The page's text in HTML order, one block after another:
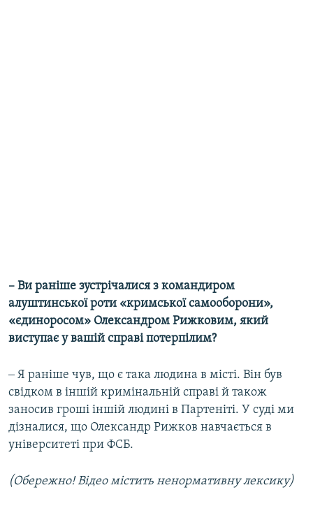
– Ви раніше зустрічалися з командиром
алуштинської роти «кримської самооборони»,
«єдиноросом» Олександром Рижковим, який
виступає у вашій справі потерпілим?
‒ Я раніше чув, що є така людина в місті. Він був
свідком в іншій кримінальній справі й також
заносив гроші іншій людині в Партеніті. У суді ми
дізналися, що Олександр Рижков навчається в
університеті при ФСБ.
(Обережно! Відео містить ненормативну лексику)